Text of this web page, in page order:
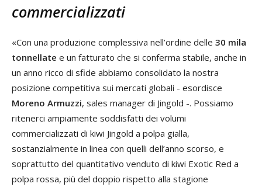
commercializzati
«Con una produzione complessiva nell’ordine delle 30 mila
tonnellate e un fatturato che si conferma stabile, anche in
un anno ricco di sfide abbiamo consolidato la nostra
posizione competitiva sui mercati globali - esordisce
Moreno Armuzzi, sales manager di Jingold -. Possiamo
ritenerci ampiamente soddisfatti dei volumi
commercializzati di kiwi Jingold a polpa gialla,
sostanzialmente in linea con quelli dell’anno scorso, e
soprattutto del quantitativo venduto di kiwi Exotic Red a
polpa rossa, più del doppio rispetto alla stagione